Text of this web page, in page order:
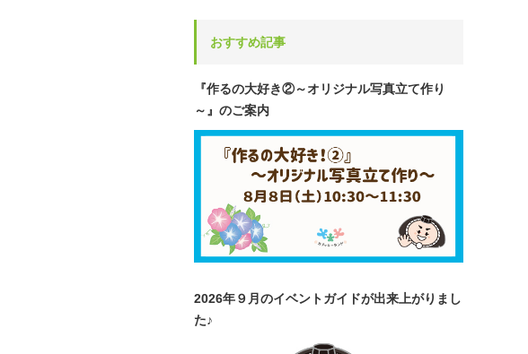
おすすめ記事
『作るの大好き②～オリジナル写真立て作り
～』のご案内
2026年９月のイベントガイドが出来上がりまし
た♪